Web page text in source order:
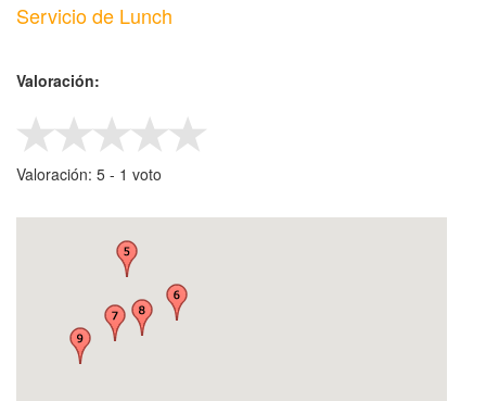
Servicio de Lunch
Valoración:
Valoración: 5 - ‎1 voto